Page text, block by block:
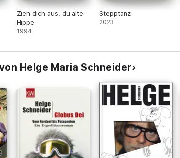
Zieh dich aus, du alte
Hippe
1994
Stepptanz
2023
Helge Maria Schneider